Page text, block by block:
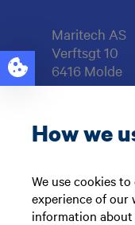
Maritech AS
Verftsgt 10
6416 Molde
Support: +47
Følg oss i
How we
We use cookies
experience of our
information